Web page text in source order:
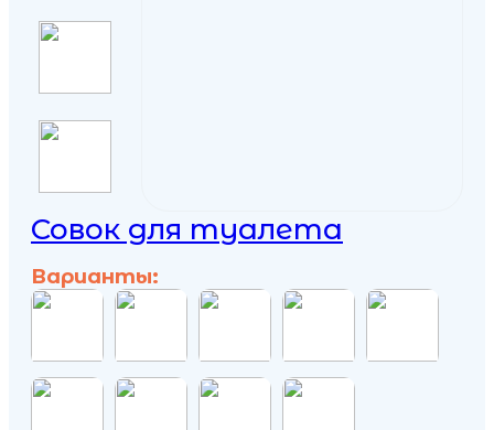
Совок для туалета
Варианты: